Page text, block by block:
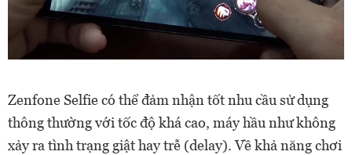
Zenfone Selfie có thể đảm nhận tốt nhu cầu sử dụng
thông thường với tốc độ khá cao, máy hầu như không
xảy ra tình trạng giật hay trễ (delay). Về khả năng chơi